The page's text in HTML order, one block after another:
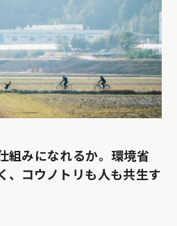
組みになれるか。環境省
、コウノトリも人も共生す